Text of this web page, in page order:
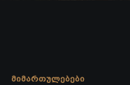
ᲛᲘᲛᲐᲠᲗᲣᲚᲔᲑᲔᲑᲘ